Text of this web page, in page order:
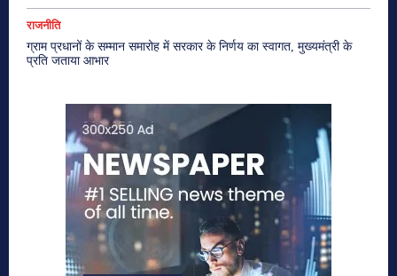
राजनीति
ग्राम प्रधानों के सम्मान समारोह में सरकार के निर्णय का स्वागत, मुख्यमंत्री के
प्रति जताया आभार